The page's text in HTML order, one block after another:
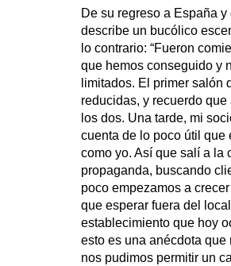
De su regreso a España
describe un bucólico
lo contrario: “Fueron
que hemos conseguido y
limitados. El primer salón
reducidas, y recuerdo
los dos. Una tarde, mi
cuenta de lo poco útil que
como yo. Así que salí a la
propaganda, buscando
poco empezamos a
que esperar fuera del
establecimiento que hoy
esto es una anécdota
nos pudimos permitir un